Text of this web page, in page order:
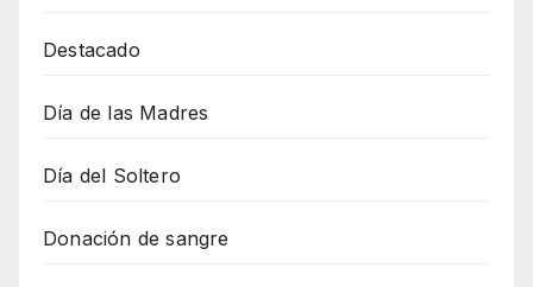
Destacado
Día de las Madres
Día del Soltero
Donación de sangre